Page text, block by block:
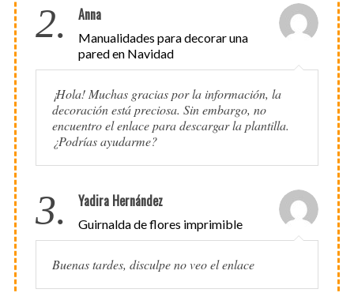
2. Anna
Manualidades para decorar una
pared en Navidad
¡Hola! Muchas gracias por la información, la
decoración está preciosa. Sin embargo, no
encuentro el enlace para descargar la plantilla.
¿Podrías ayudarme?
3. Yadira Hernández
Guirnalda de flores imprimible
Buenas tardes, disculpe no veo el enlace